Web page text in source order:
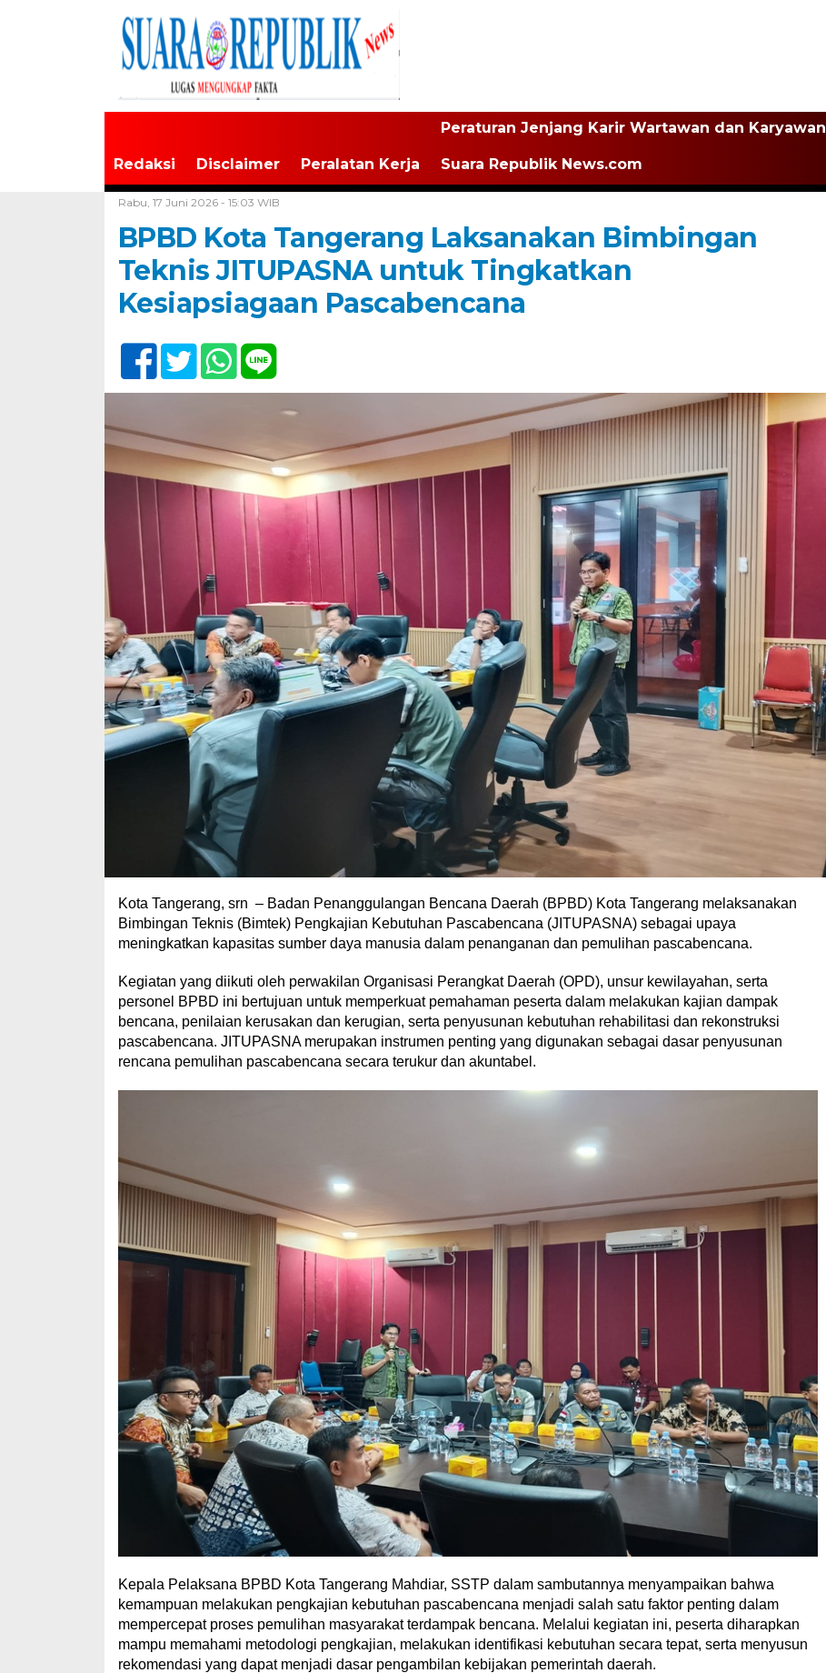
Redaksi Disclaimer Peralatan Kerja
Peraturan Jenjang Karir Wartawan dan Karyawan
Suara Republik News.com
Rabu, 17 Juni 2026 - 15:03 WIB
BPBD Kota Tangerang Laksanakan Bimbingan
Teknis JITUPASNA untuk Tingkatkan
Kesiapsiagaan Pascabencana
Kota Tangerang, srn – Badan Penanggulangan Bencana Daerah (BPBD) Kota Tangerang melaksanakan
Bimbingan Teknis (Bimtek) Pengkajian Kebutuhan Pascabencana (JITUPASNA) sebagai upaya
meningkatkan kapasitas sumber daya manusia dalam penanganan dan pemulihan pascabencana.
Kegiatan yang diikuti oleh perwakilan Organisasi Perangkat Daerah (OPD), unsur kewilayahan, serta
personel BPBD ini bertujuan untuk memperkuat pemahaman peserta dalam melakukan kajian dampak
bencana, penilaian kerusakan dan kerugian, serta penyusunan kebutuhan rehabilitasi dan rekonstruksi
pascabencana. JITUPASNA merupakan instrumen penting yang digunakan sebagai dasar penyusunan
rencana pemulihan pascabencana secara terukur dan akuntabel.
Kepala Pelaksana BPBD Kota Tangerang Mahdiar, SSTP dalam sambutannya menyampaikan bahwa
kemampuan melakukan pengkajian kebutuhan pascabencana menjadi salah satu faktor penting dalam
mempercepat proses pemulihan masyarakat terdampak bencana. Melalui kegiatan ini, peserta diharapkan
mampu memahami metodologi pengkajian, melakukan identifikasi kebutuhan secara tepat, serta menyusun
rekomendasi yang dapat menjadi dasar pengambilan kebijakan pemerintah daerah.